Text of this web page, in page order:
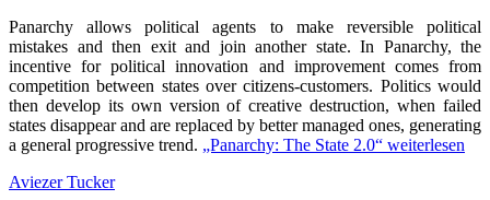
Panarchy allows political agents to make reversible political
mistakes and then exit and join another state. In Panarchy, the
incentive for political innovation and improvement comes from
competition between states over citizens-customers. Politics would
then develop its own version of creative destruction, when failed
states disappear and are replaced by better managed ones, generating
a general progressive trend. „Panarchy: The State 2.0“ weiterlesen
Aviezer Tucker